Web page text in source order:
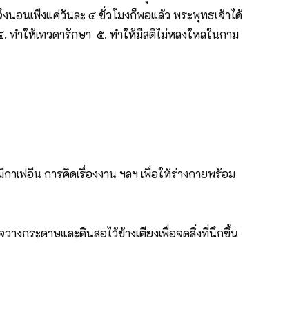
นอนเพีงแค่วันละ ๔ ชั่วโมงก็พอแล้ว พระพุทธเจ้าได้
ำให้เทวดารักษา ๕. ทำให้มีสติไม่หลงใหลในกาม
เฟอีน การคิดเรื่องงาน ฯลฯ เพื่อให้ร่างกายพร้อม
างกระดาษและดินสอไว้ข้างเตียงเพื่อจดสิ่งที่นึกขึ้น